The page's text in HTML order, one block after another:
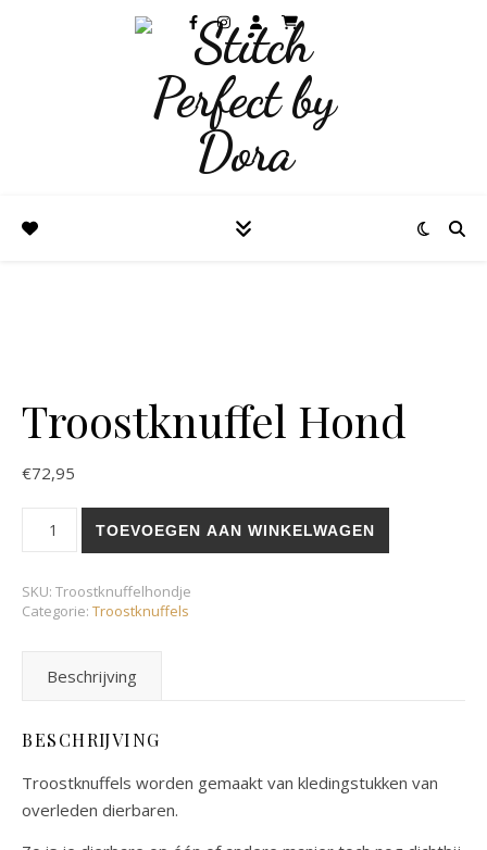
Troostknuffel Hond
€72,95
TOEVOEGEN AAN WINKELWAGEN
SKU: Troostknuffelhondje
Categorie: Troostknuffels
Beschrijving
BESCHRIJVING
Troostknuffels worden gemaakt van kledingstukken van
overleden dierbaren.